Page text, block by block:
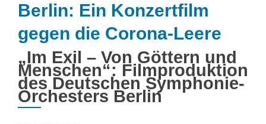
Berlin: Ein Konzertfilm
gegen die Corona-Leere
„Im Exil – Von Göttern und
Menschen“: Filmproduktion
des Deutschen Symphonie-
Orchesters Berlin